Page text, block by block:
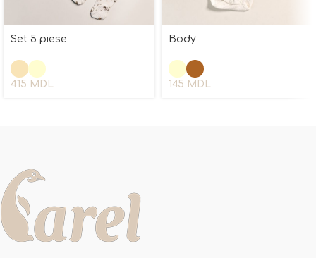
Set 5 piese
415 MDL
Body
145 MDL